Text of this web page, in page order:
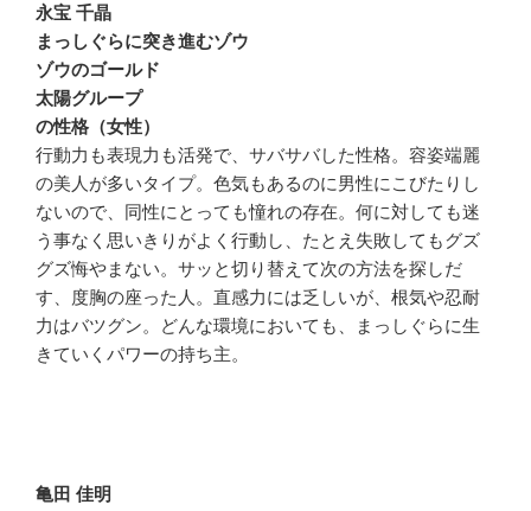
永宝 千晶
まっしぐらに突き進むゾウ
ゾウのゴールド
太陽グループ
の性格（女性）
行動力も表現力も活発で、サバサバした性格。容姿端麗
の美人が多いタイプ。色気もあるのに男性にこびたりし
ないので、同性にとっても憧れの存在。何に対しても迷
う事なく思いきりがよく行動し、たとえ失敗してもグズ
グズ悔やまない。サッと切り替えて次の方法を探しだ
す、度胸の座った人。直感力には乏しいが、根気や忍耐
力はバツグン。どんな環境においても、まっしぐらに生
きていくパワーの持ち主。
亀田 佳明